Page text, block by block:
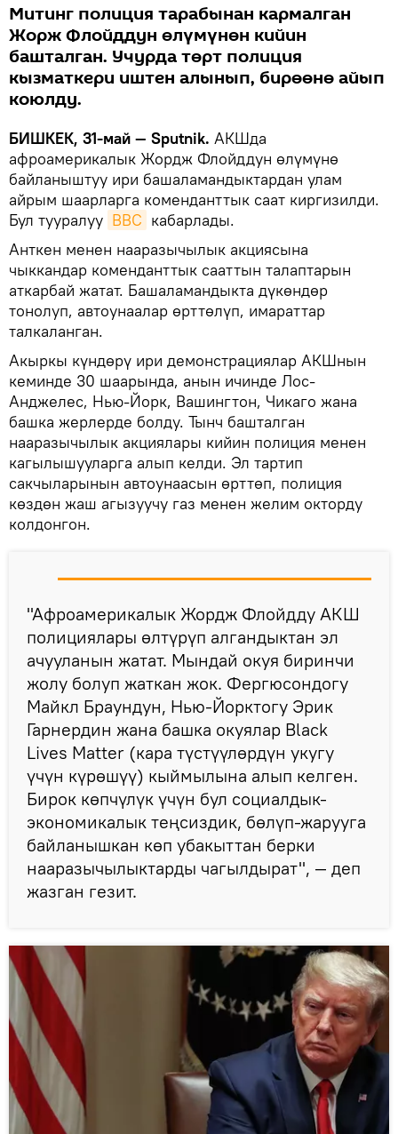
Митинг полиция тарабынан кармалган
Жорж Флойддун өлүмүнөн кийин
башталган. Учурда төрт полиция
кызматкери иштен алынып, бирөөнө айып
коюлду.
БИШКЕК, 31-май — Sputnik. АКШда
афроамерикалык Жордж Флойддун өлүмүнө
байланыштуу ири башаламандыктардан улам
айрым шаарларга коменданттык саат киргизилди.
Бул тууралуу BBC кабарлады.
Анткен менен нааразычылык акциясына
чыккандар коменданттык сааттын талаптарын
аткарбай жатат. Башаламандыкта дүкөндөр
тонолуп, автоунаалар өрттөлүп, имараттар
талкаланган.
Акыркы күндөрү ири демонстрациялар АКШнын
кеминде 30 шаарында, анын ичинде Лос-
Анджелес, Нью-Йорк, Вашингтон, Чикаго жана
башка жерлерде болду. Тынч башталган
нааразычылык акциялары кийин полиция менен
кагылышууларга алып келди. Эл тартип
сакчыларынын автоунаасын өрттөп, полиция
көздөн жаш агызуучу газ менен желим окторду
колдонгон.
"Афроамерикалык Жордж Флойдду АКШ
полициялары өлтүрүп алгандыктан эл
ачууланын жатат. Мындай окуя биринчи
жолу болуп жаткан жок. Фергюсондогу
Майкл Браундун, Нью-Йорктогу Эрик
Гарнердин жана башка окуялар Black
Lives Matter (кара түстүүлөрдүн укугу
үчүн күрөшүү) кыймылына алып келген.
Бирок көпчүлүк үчүн бул социалдык-
экономикалык теңсиздик, бөлүп-жарууга
байланышкан көп убакыттан берки
нааразычылыктарды чагылдырат", — деп
жазган гезит.